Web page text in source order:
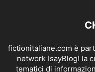
fictionitaliane.com è
network IsayBlog! la
tematici di